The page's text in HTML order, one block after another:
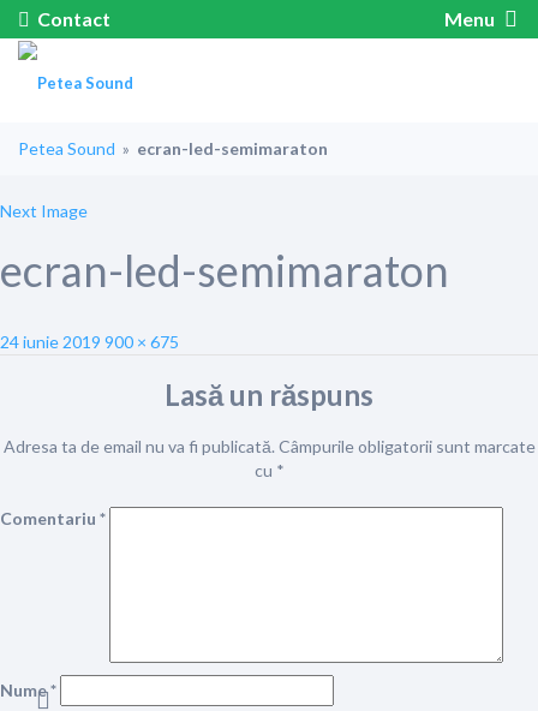
Contact Menu
Petea Sound » ecran-led-semimaraton
Next Image
ecran-led-semimaraton
Posted
24 iunie 2019 Full
900 × 675
Lasă un răspuns
Adresa ta de email nu va fi publicată. Câmpurile obligatorii sunt marcate
cu *
Comentariu *
Nume*